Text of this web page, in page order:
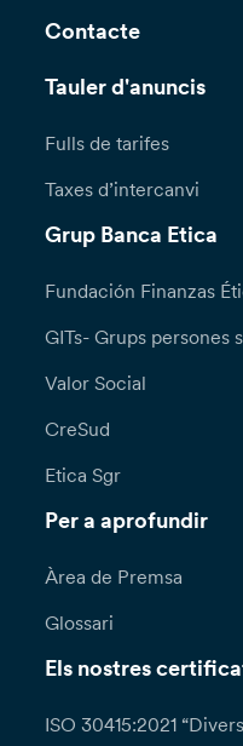
Contacte
Tauler d'anuncis
Fulls de tarifes
Taxes d’intercanvi
Grup Banca Etica
Fundación Finanzas
GITs- Grups persones
Valor Social
CreSud
Etica Sgr
Per a aprofundir
Àrea de Premsa
Glossari
Els nostres
ISO 30415:2021